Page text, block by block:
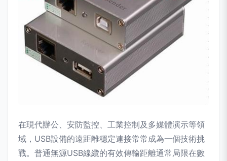
在現代辦公、安防監控、工業控制及多媒體演示等領
域，USB設備的遠距離穩定連接常常成為一個技術挑
戰。普通無源USB線纜的有效傳輸距離通常局限在數